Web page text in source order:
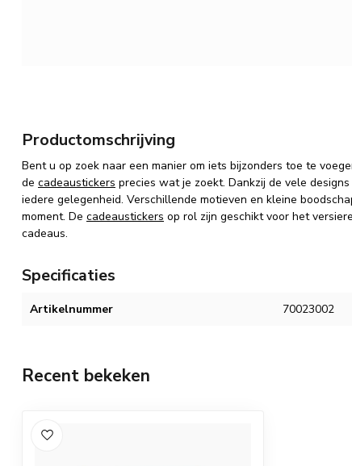
Productomschrijving
Bent u op zoek naar een manier om iets bijzonders toe te
de cadeaustickers precies wat je zoekt. Dankzij de vele
iedere gelegenheid. Verschillende motieven en kleine
moment. De cadeaustickers op rol zijn geschikt voor het
cadeaus.
Specificaties
Artikelnummer 70023002
Recent bekeken